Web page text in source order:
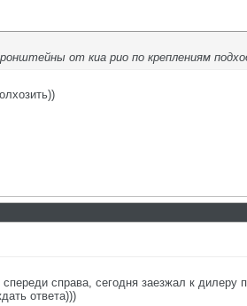
от киа рио по креплениям
справа, сегодня заезжал к
ответа)))